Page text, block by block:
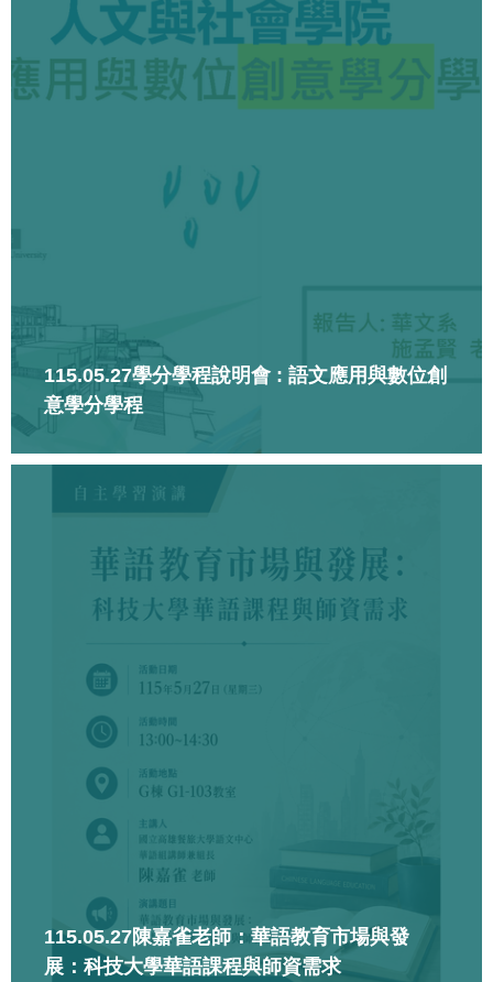
115.05.27學分學程說明會 : 語文應用與數位創
意學分學程
115.05.27陳嘉雀老師：華語教育市場與發
展：科技大學華語課程與師資需求